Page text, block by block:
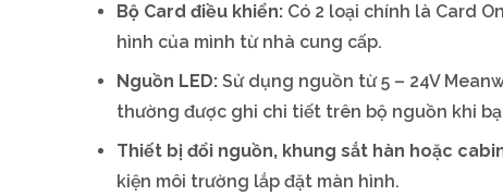
Bộ Card điều khiển: Có 2 loại chính là Card
hình của mình từ nhà cung cấp.
Nguồn LED: Sử dụng nguồn từ 5 – 24V
thường được ghi chi tiết trên bộ nguồn khi
Thiết bị đổi nguồn, khung sắt hàn hoặc
kiện môi trường lắp đặt màn hình.